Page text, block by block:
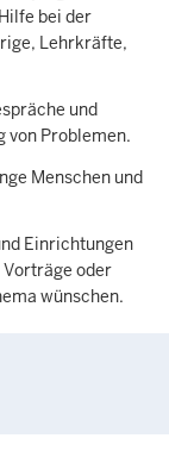
bei der
Lehrkräfte,
und
von Problemen.
Menschen und
Einrichtungen
oder
wünschen.